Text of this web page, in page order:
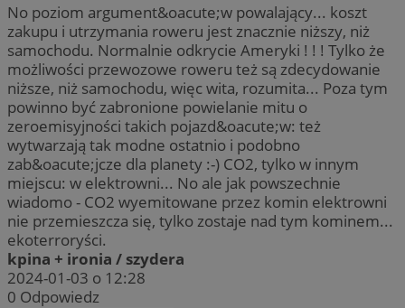
No poziom argument&oacute;w powalający... koszt
zakupu i utrzymania roweru jest znacznie niższy, niż
samochodu. Normalnie odkrycie Ameryki ! ! ! Tylko że
możliwości przewozowe roweru też są zdecydowanie
niższe, niż samochodu, więc wita, rozumita... Poza tym
powinno być zabronione powielanie mitu o
zeroemisyjności takich pojazd&oacute;w: też
wytwarzają tak modne ostatnio i podobno
zab&oacute;jcze dla planety :-) CO2, tylko w innym
miejscu: w elektrowni... No ale jak powszechnie
wiadomo - CO2 wyemitowane przez komin elektrowni
nie przemieszcza się, tylko zostaje nad tym kominem...
ekoterroryści.
kpina + ironia / szydera
2024-01-03 o 12:28
0 Odpowiedz